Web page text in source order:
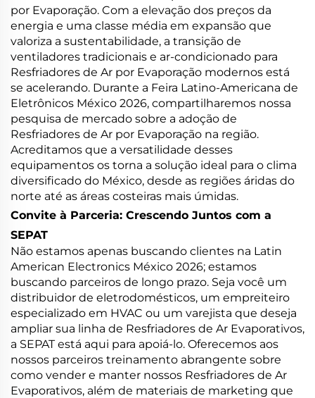
por Evaporação. Com a elevação dos preços da
energia e uma classe média em expansão que
valoriza a sustentabilidade, a transição de
ventiladores tradicionais e ar-condicionado para
Resfriadores de Ar por Evaporação modernos está
se acelerando. Durante a Feira Latino-Americana de
Eletrônicos México 2026, compartilharemos nossa
pesquisa de mercado sobre a adoção de
Resfriadores de Ar por Evaporação na região.
Acreditamos que a versatilidade desses
equipamentos os torna a solução ideal para o clima
diversificado do México, desde as regiões áridas do
norte até as áreas costeiras mais úmidas.
Convite à Parceria: Crescendo Juntos com a
SEPAT
Não estamos apenas buscando clientes na Latin
American Electronics México 2026; estamos
buscando parceiros de longo prazo. Seja você um
distribuidor de eletrodomésticos, um empreiteiro
especializado em HVAC ou um varejista que deseja
ampliar sua linha de Resfriadores de Ar Evaporativos,
a SEPAT está aqui para apoiá-lo. Oferecemos aos
nossos parceiros treinamento abrangente sobre
como vender e manter nossos Resfriadores de Ar
Evaporativos, além de materiais de marketing que